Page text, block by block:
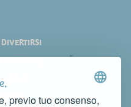
previo tuo consenso,
DIVERTIRSI
EVENTI
NEWS